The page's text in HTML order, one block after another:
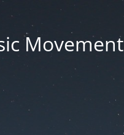
Movement